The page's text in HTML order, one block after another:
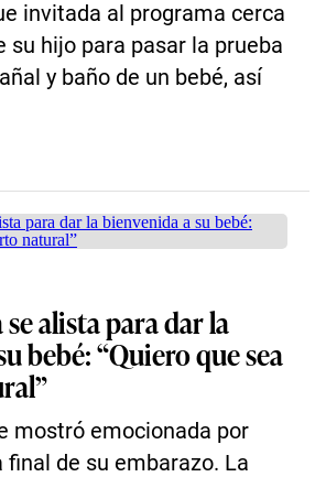
invitada al programa cerca
su hijo para pasar la prueba
y baño de un bebé, así
alista para dar la
bebé: “Quiero que sea
mostró emocionada por
de su embarazo. La